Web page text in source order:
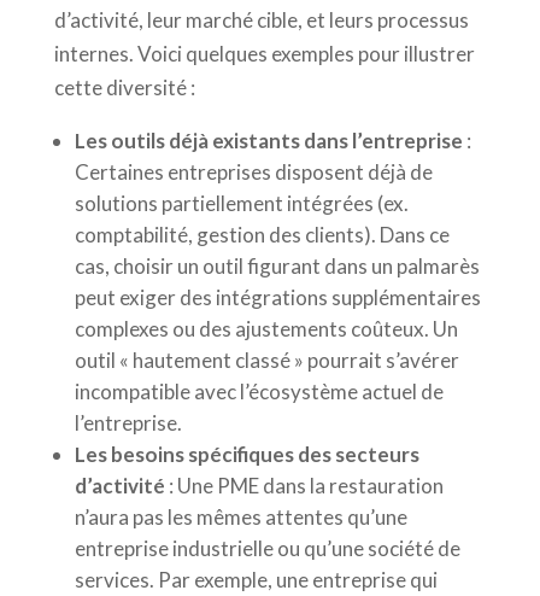
d’activité, leur marché cible, et leurs processus
internes. Voici quelques exemples pour illustrer
cette diversité :
Les outils déjà existants dans l’entreprise :
Certaines entreprises disposent déjà de
solutions partiellement intégrées (ex.
comptabilité, gestion des clients). Dans ce
cas, choisir un outil figurant dans un palmarès
peut exiger des intégrations supplémentaires
complexes ou des ajustements coûteux. Un
outil « hautement classé » pourrait s’avérer
incompatible avec l’écosystème actuel de
l’entreprise.
Les besoins spécifiques des secteurs
d’activité : Une PME dans la restauration
n’aura pas les mêmes attentes qu’une
entreprise industrielle ou qu’une société de
services. Par exemple, une entreprise qui